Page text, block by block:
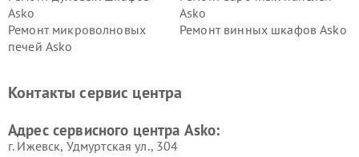
Asko
Asko
Ремонт микроволновых
печей Asko
Ремонт винных шкафов Asko
Ремонт подогревателей
Ремонт промышленных
Asko
Контакты сервис центра
Адрес сервисного центра Asko:
г. Ижевск, Удмуртская ул., 304